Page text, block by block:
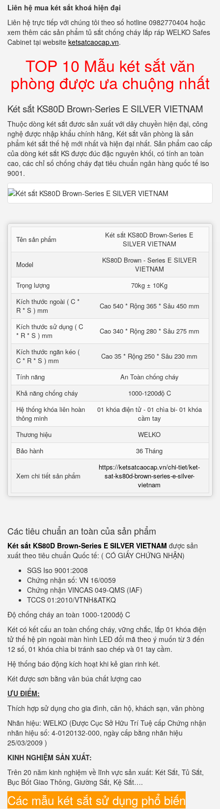
Liên hệ mua két sắt khoá hiện đại
Liên hệ trực tiếp với chúng tôi theo số hotline 0982770404 hoặc
xem thêm các sản phẩm tủ sắt chống cháy lắp ráp WELKO Safes
Cabinet tại website ketsatcaocap.vn.
TOP 10 Mẫu két sắt văn
phòng được ưa chuộng nhất
Két sắt KS80D Brown-Series E SILVER VIETNAM
Thuộc dòng két sắt đươc sản xuất với dây chuyền hiện đại, công
nghệ được nhập khẩu chính hãng, Két sắt văn phòng là sản
phẩm két sắt thế hệ mới nhất và hiện đại nhất. Sản phẩm cao cấp
của dòng két sắt KS được đúc đặc nguyên khối, có tính an toàn
cao, các chỉ số chống cháy đạt tiêu chuẩn ngân hàng quốc tế iso
9001.
Tên sản phẩm
Két sắt KS80D Brown-Series E
SILVER VIETNAM
Model
KS80D Brown - Series E SILVER
VIETNAM
Trọng lượng
70kg ± 10Kg
Kích thước ngoài ( C *
R * S ) mm
Cao 540 * Rộng 365 * Sâu 450 mm
Kích thước sử dụng ( C
* R * S ) mm
Cao 340 * Rộng 280 * Sâu 275 mm
Kích thước ngăn kéo (
C * R * S ) mm
Cao 35 * Rộng 250 * Sâu 230 mm
Tính năng
An Toàn chống cháy
Khả năng chống cháy
1000-1200độ C
Hệ thống khóa liên hoàn
thông minh
01 khóa điện tử - 01 chìa bi- 01 khóa
cầm tay
Thương hiệu
WELKO
Bảo hành
36 Tháng
Xem chi tiết sản phẩm
https://ketsatcaocap.vn/chi-tiet/ket-
sat-ks80d-brown-series-e-silver-
vietnam
Các tiêu chuẩn an toàn của sản phẩm
Két sắt KS80D Brown-Series E SILVER VIETNAM được sản
xuất theo tiêu chuẩn Quốc tế: ( CÓ GIẤY CHỨNG NHẬN)
SGS Iso 9001:2008
Chứng nhận số: VN 16/0059
Chứng nhận VINCAS 049-QMS (IAF)
TCCS 01:2010/VTNH&ATKQ
Độ chống cháy an toàn 1000-1200độ C
Két có kết cấu an toàn chống cháy, vững chắc, lắp 01 khóa điện
tử thế hệ pin ngoài màn hình LED đổi mã theo ý muốn từ 3 đến
12 số, 01 khóa chìa bi tránh sao chép và 01 tay cầm.
Hệ thống báo động kích hoạt khi kẻ gian rinh két.
Két được sơn bằng vân búa chất lượng cao
ƯU ĐIỂM:
Thích hợp sử dụng cho gia đình, căn hộ, khách sạn, văn phòng
Nhãn hiệu: WELKO (Được Cục Sở Hữu Trí Tuệ cấp Chứng nhận
nhãn hiệu số: 4-0120132-000, ngày cấp bằng nhãn hiệu
25/03/2009 )
KINH NGHIỆM SẢN XUẤT:
Trên 20 năm kinh nghiệm về lĩnh vực sản xuất: Két Sắt, Tủ Sắt,
Bục Bốt Giao Thông, Giường Sắt, Kệ Sắt….
Các mẫu két sắt sử dụng phổ biến